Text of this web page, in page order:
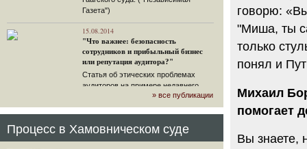
Газета")
15.08.2014
"Что важнее: безопасность
сотрудников и прибыльный бизнес
или репутация аудитора?"
Статья об этических проблемах
аудиторов на примере недавнего
громкого арбитражного решения по
ЮКОСу. (navalny.com)
15.08.2014
» все публикации
Процесс в Хамовническом суде
говорю:
"Миша, ты
только
понял и
Михаил
помогает
Вы знаете,